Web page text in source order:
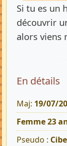
Si tu es un
découvrir
alors viens
En détails
Maj: 19/07/
Femme 23
Pseudo :